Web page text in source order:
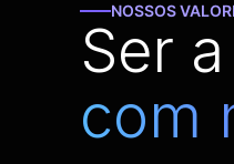
NOSSOS
Ser
com